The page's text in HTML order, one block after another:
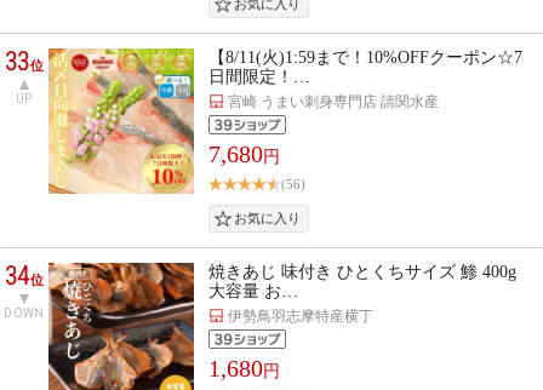
33位
UP
【8/11(火)1:59まで！10%OFFクーポン☆7
日間限定！…
宮崎 うまい刺身専門店 請関水産
7,680円
(56)
34位
DOWN
焼きあじ 味付き ひとくちサイズ 鯵 400g
大容量 お…
伊勢鳥羽志摩特産横丁
1,680円